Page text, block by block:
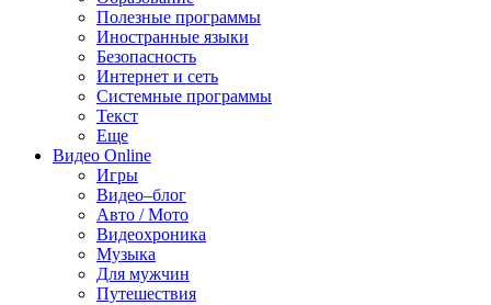
Полезные программы
Иностранные языки
Безопасность
Интернет и сеть
Системные программы
Текст
Еще
Видео Online
Игры
Видео–блог
Авто / Мото
Видеохроника
Музыка
Для мужчин
Путешествия